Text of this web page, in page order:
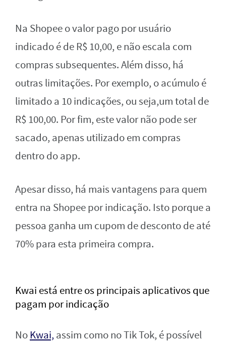
Na Shopee o valor pago por usuário
indicado é de R$ 10,00, e não escala com
compras subsequentes. Além disso, há
outras limitações. Por exemplo, o acúmulo é
limitado a 10 indicações, ou seja,um total de
R$ 100,00. Por fim, este valor não pode ser
sacado, apenas utilizado em compras
dentro do app.
Apesar disso, há mais vantagens para quem
entra na Shopee por indicação. Isto porque a
pessoa ganha um cupom de desconto de até
70% para esta primeira compra.
Kwai está entre os principais aplicativos que
pagam por indicação
NoKwai,assim como no Tik Tok, é possível